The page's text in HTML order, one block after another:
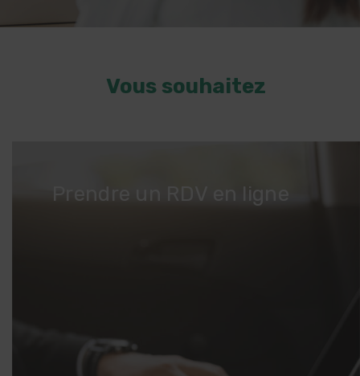
Vous souhaitez
Prendre un RDV en ligne